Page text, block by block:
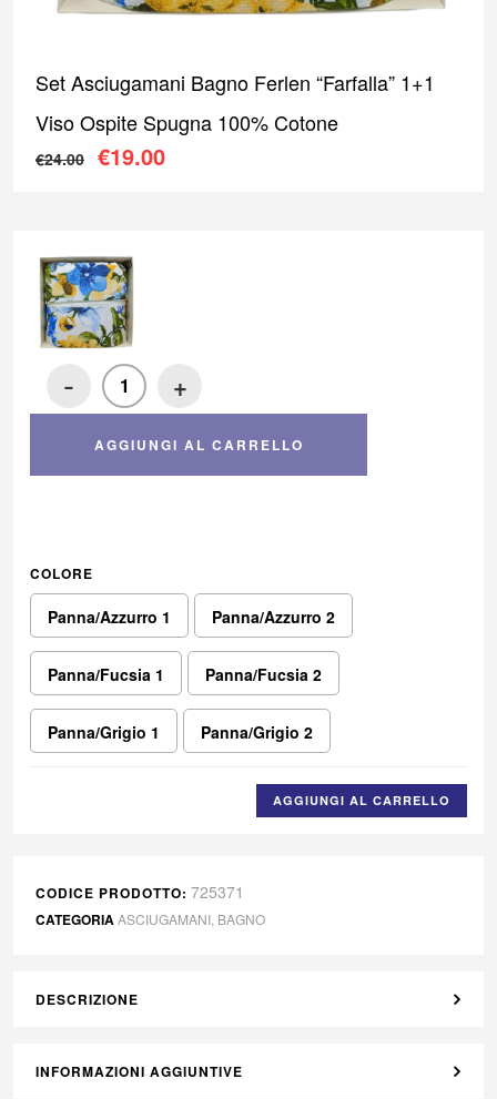
Set Asciugamani Bagno Ferlen “Farfalla” 1+1
Viso Ospite Spugna 100% Cotone
€24.00 Il prezzo originale era: €24.00.
€19.00
- +
AGGIUNGI AL CARRELLO
COLORE
Panna/Azzurro 1 Panna/Azzurro 2
Panna/Fucsia 1 Panna/Fucsia 2
Panna/Grigio 1 Panna/Grigio 2
AGGIUNGI AL CARRELLO
CODICE PRODOTTO: 725371
CATEGORIAASCIUGAMANI BAGNO
DESCRIZIONE
INFORMAZIONI AGGIUNTIVE